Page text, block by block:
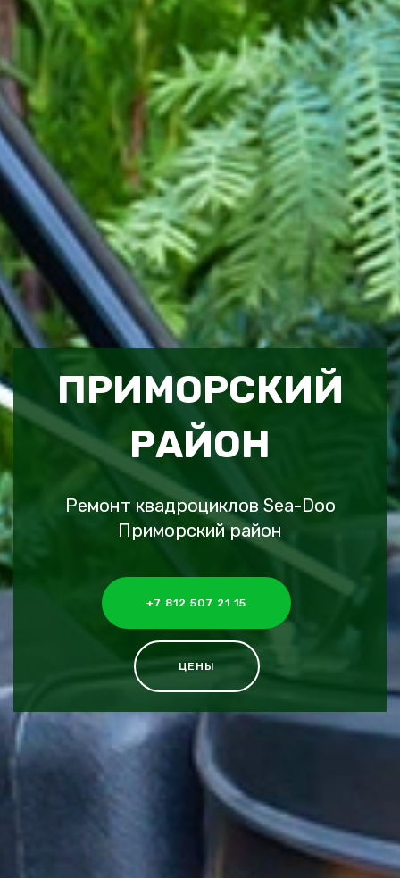
ПРИМОРСКИЙ
РАЙОН
Ремонт квадроциклов Sea-Doo
Приморский район
+7 812 507 21 15
ЦЕНЫ